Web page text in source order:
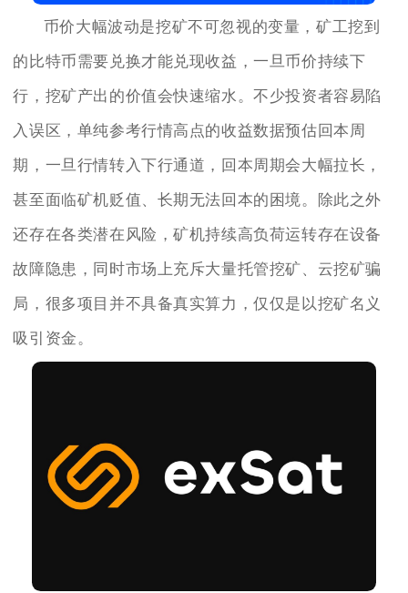
币价大幅波动是挖矿不可忽视的变量，矿工挖到
的比特币需要兑换才能兑现收益，一旦币价持续下
行，挖矿产出的价值会快速缩水。不少投资者容易陷
入误区，单纯参考行情高点的收益数据预估回本周
期，一旦行情转入下行通道，回本周期会大幅拉长，
甚至面临矿机贬值、长期无法回本的困境。除此之外
还存在各类潜在风险，矿机持续高负荷运转存在设备
故障隐患，同时市场上充斥大量托管挖矿、云挖矿骗
局，很多项目并不具备真实算力，仅仅是以挖矿名义
吸引资金。